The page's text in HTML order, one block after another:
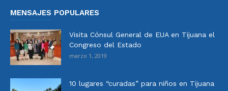
MENSAJES POPULARES
Visita Cónsul General de EUA en Tijuana el
Congreso del Estado
marzo 1, 2019
10 lugares “curadas” para niños en Tijuana